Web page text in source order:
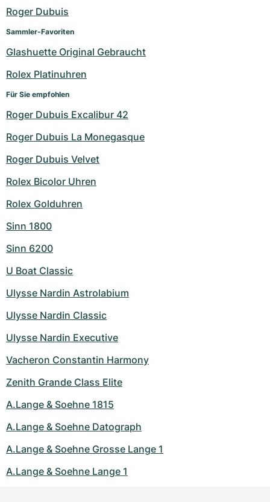
Roger Dubuis
Sammler-Favoriten
Glashuette Original Gebraucht
Rolex Platinuhren
Für Sie empfohlen
Roger Dubuis Excalibur 42
Roger Dubuis La Monegasque
Roger Dubuis Velvet
Rolex Bicolor Uhren
Rolex Golduhren
Sinn 1800
Sinn 6200
U Boat Classic
Ulysse Nardin Astrolabium
Ulysse Nardin Classic
Ulysse Nardin Executive
Vacheron Constantin Harmony
Zenith Grande Class Elite
A.Lange & Soehne 1815
A.Lange & Soehne Datograph
A.Lange & Soehne Grosse Lange 1
A.Lange & Soehne Lange 1